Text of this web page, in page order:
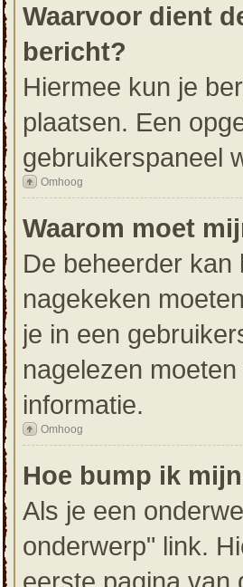
Waarvoor dient
bericht?
Hiermee kun je
plaatsen. Een
gebruikerspaneel
Omhoog
Waarom moet
De beheerder
nagekeken
je in een
nagelezen
informatie.
Omhoog
Hoe bump ik
Als je een
onderwerp" link.